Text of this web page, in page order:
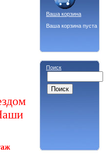
Ваша корзина
Ваша корзина пуста
Поиск